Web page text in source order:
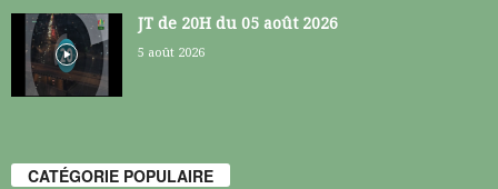
JT de 20H du 05 août 2026
5 août 2026
CATÉGORIE POPULAIRE